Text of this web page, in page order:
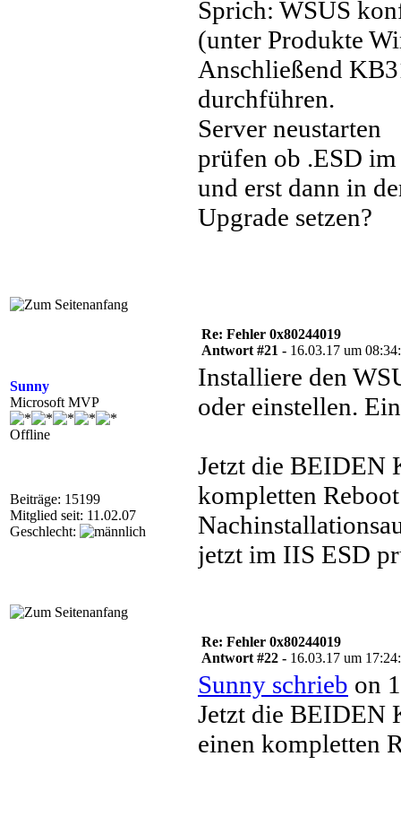
Sprich: WSUS
(unter Produkte
Anschließend
durchführen.
Server neustarten
prüfen ob .ESD
und erst dann in
Upgrade setzen?
Sunny
Microsoft MVP
Offline
Beiträge: 15199
Mitglied seit: 11.02.07
Geschlecht:
Re: Fehler 0x80244019
Antwort #21 - 16.03.17 um
Installiere den
oder einstellen.
Jetzt die BEIDEN
kompletten
jetzt im IIS ESD
Re: Fehler 0x80244019
Antwort #22 - 16.03.17 um
Sunny schrieb on
Jetzt die BEIDEN
einen kompletten